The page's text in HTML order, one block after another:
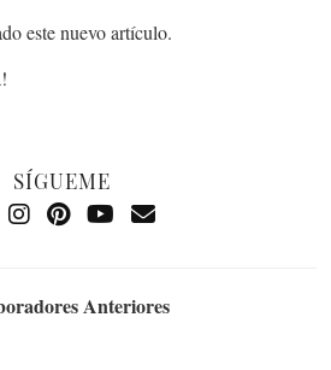
este nuevo artículo.
SÍGUEME
Anteriores